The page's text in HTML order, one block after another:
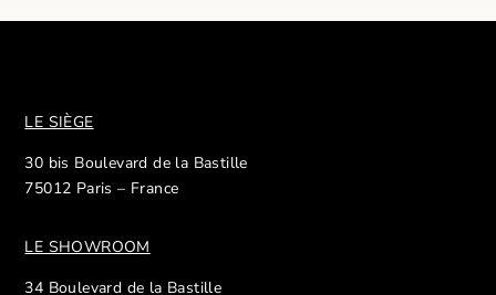
LE SIÈGE
30 bis Boulevard de la Bastille
75012 Paris – France
LE SHOWROOM
34 Boulevard de la Bastille